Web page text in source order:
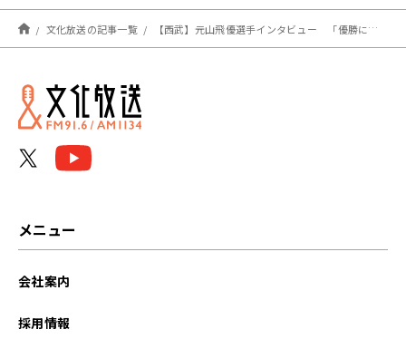
は？
文化放送の記事一覧 【西武】元山飛優選手インタビュー 「優勝に必要なピースだと思ってもらえるような選手になりたい」
メニュー
会社案内
採用情報